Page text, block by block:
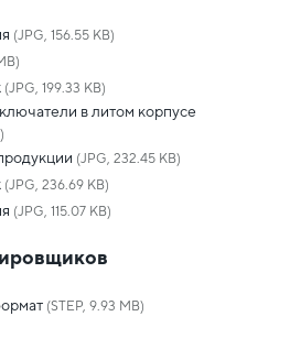
(JPG, 156.55 KB)
(JPG, 199.33 KB)
в литом корпусе
(JPG, 232.45 KB)
(JPG, 236.69 KB)
(JPG, 115.07 KB)
(STEP, 9.93 MB)